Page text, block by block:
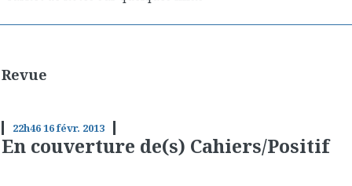
Revue
22h4616févr. 2013
En couverture de(s) Cahiers/Positif